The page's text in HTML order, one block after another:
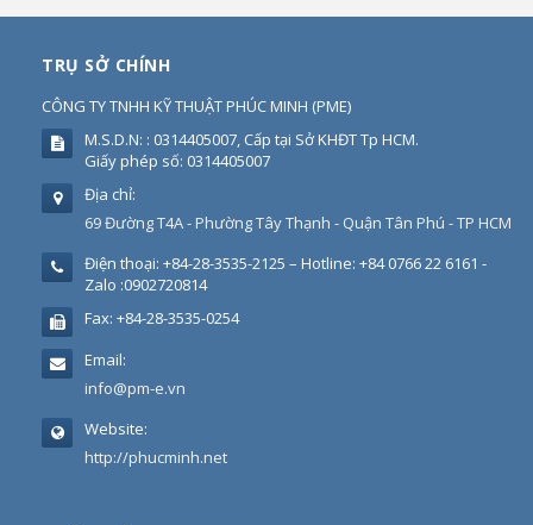
TRỤ SỞ CHÍNH
CÔNG TY TNHH KỸ THUẬT PHÚC MINH (PME)
M.S.D.N: : 0314405007, Cấp tại Sở KHĐT Tp HCM.
Giấy phép số: 0314405007
Địa chỉ:
69 Đường T4A - Phường Tây Thạnh - Quận Tân Phú - TP HCM
Điện thoại: +84-28-3535-2125 – Hotline: +84 0766 22 6161 -
Zalo :0902720814
Fax: +84-28-3535-0254
Email:
info@pm-e.vn
Website:
http://phucminh.net